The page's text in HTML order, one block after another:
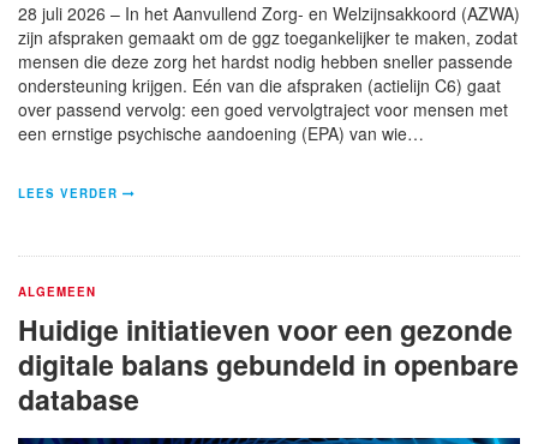
28 juli 2026 – In het Aanvullend Zorg- en Welzijnsakkoord (AZWA)
zijn afspraken gemaakt om de ggz toegankelijker te maken, zodat
mensen die deze zorg het hardst nodig hebben sneller passende
ondersteuning krijgen. Eén van die afspraken (actielijn C6) gaat
over passend vervolg: een goed vervolgtraject voor mensen met
een ernstige psychische aandoening (EPA) van wie…
LEES VERDER
ALGEMEEN
Huidige initiatieven voor een gezonde
digitale balans gebundeld in openbare
database